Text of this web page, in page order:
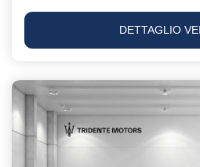
DETTAGLIO